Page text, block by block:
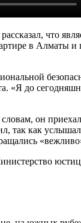
что
в Алматы и
«Я до
он
так как